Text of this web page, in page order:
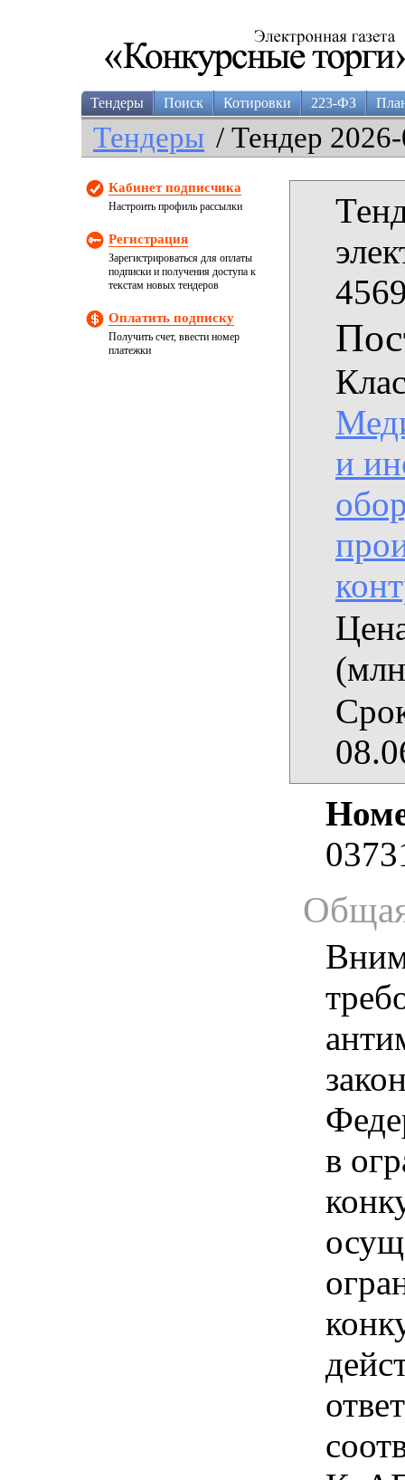
Тендеры Поиск Котировки 223-ФЗ
Тендеры / Тендер
Кабинет подписчика
Настроить профиль рассылки
Регистрация
Зарегистрироваться для оплаты
подписки и получения доступа к
текстам новых тендеров
Оплатить подписку
Получить счет, ввести номер
платежки
и
в